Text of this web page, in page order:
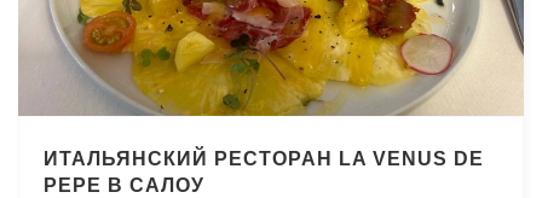
ИТАЛЬЯНСКИЙ РЕСТОРАН LA VENUS DE
PEPE В САЛОУ